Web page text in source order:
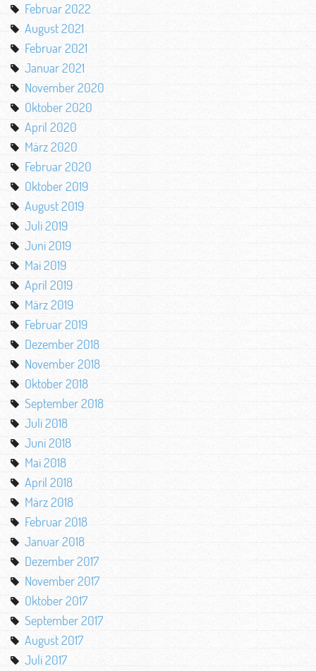
Februar 2022
August 2021
Februar 2021
Januar 2021
November 2020
Oktober 2020
April 2020
März 2020
Februar 2020
Oktober 2019
August 2019
Juli 2019
Juni 2019
Mai 2019
April 2019
März 2019
Februar 2019
Dezember 2018
November 2018
Oktober 2018
September 2018
Juli 2018
Juni 2018
Mai 2018
April 2018
März 2018
Februar 2018
Januar 2018
Dezember 2017
November 2017
Oktober 2017
September 2017
August 2017
Juli 2017